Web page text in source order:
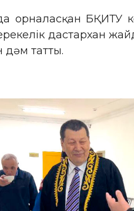
орналасқан БҚИТУ
дастархан
татты.